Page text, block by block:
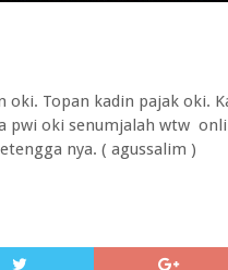
oki. Topan kadin pajak oki.
pwi oki senumjalah wtw
nya. ( agussalim )